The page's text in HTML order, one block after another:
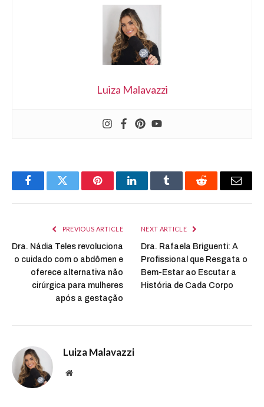
Luiza Malavazzi
FacebookTwitter PinterestLinkedInTumblr Reddit Email
PREVIOUS ARTICLE
Dra. Nádia Teles revoluciona
o cuidado com o abdômen e
oferece alternativa não
cirúrgica para mulheres
após a gestação
NEXT ARTICLE
Dra. Rafaela Briguenti: A
Profissional que Resgata o
Bem-Estar ao Escutar a
História de Cada Corpo
Luiza Malavazzi
Website